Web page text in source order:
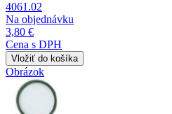
4061.02
Na objednávku
3,80 €
Cena s DPH
Obrázok